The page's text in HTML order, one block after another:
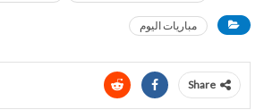
مباريات اليوم
Share